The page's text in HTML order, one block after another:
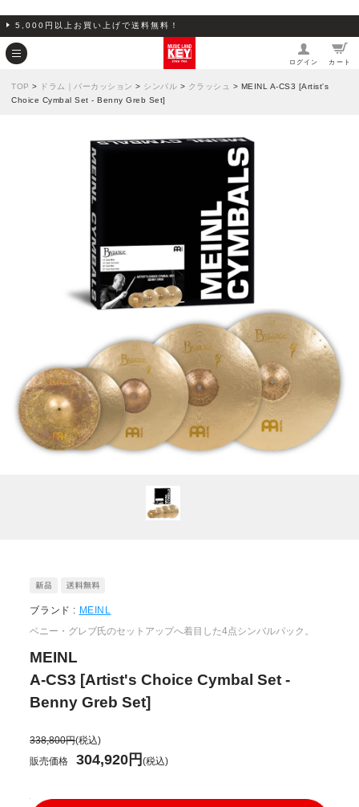
5,000円以上お買い上げで送料無料！
ログイン カート
TOP > ドラム｜パーカッション > シンバル > クラッシュ
> MEINL A-CS3 [Artist's
Choice Cymbal Set - Benny Greb Set]
ブランド : MEINL
ベニー・グレブ氏のセットアップへ着目した4点シンバルパック。
MEINL
A-CS3 [Artist's Choice Cymbal Set -
Benny Greb Set]
338,800円(税込)
販売価格
304,920円(税込)